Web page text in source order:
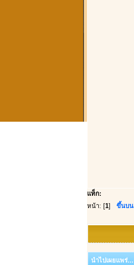
แท็ก:
หน้า: [1] ขึ้นบน
นำไปเผยแพร่...